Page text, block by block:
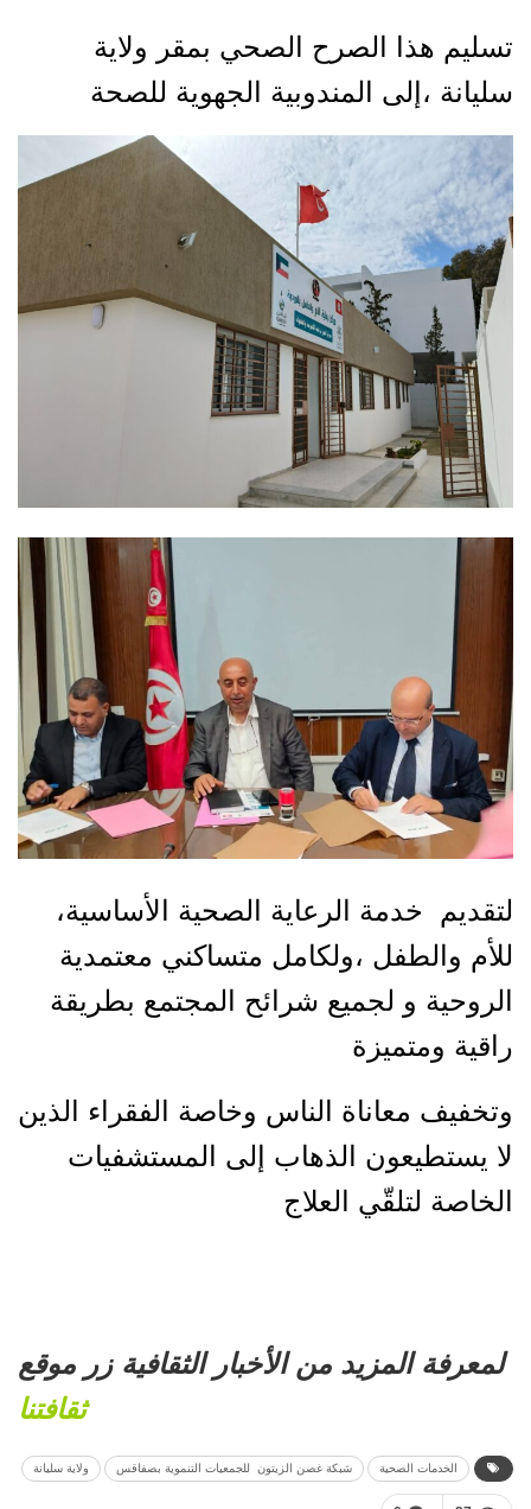
تسليم هذا الصرح الصحي بمقر ولاية
سليانة ،إلى المندوبية الجهوية للصحة
لتقديم خدمة الرعاية الصحية الأساسية،
للأم والطفل ،ولكامل متساكني معتمدية
الروحية و لجميع شرائح المجتمع بطريقة
راقية ومتميزة
وتخفيف معاناة الناس وخاصة الفقراء الذين
لا يستطيعون الذهاب إلى المستشفيات
الخاصة لتلقّي العلاج
لمعرفة المزيد من الأخبار الثقافية زر موقع
ثقافتنا
الخدمات الصحية شبكة غصن الزيتون للجمعيات التنموية بصفاقس ولاية سليانة